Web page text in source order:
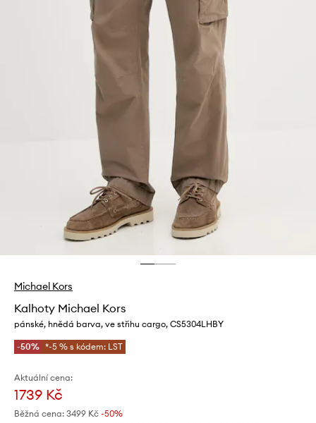
Michael Kors
Kalhoty Michael Kors
pánské, hnědá barva, ve střihu cargo, CS5304LHBY
-50% *-5 % s kódem: LST
Aktuální cena:
1739 Kč
Běžná cena: 3499 Kč -50%